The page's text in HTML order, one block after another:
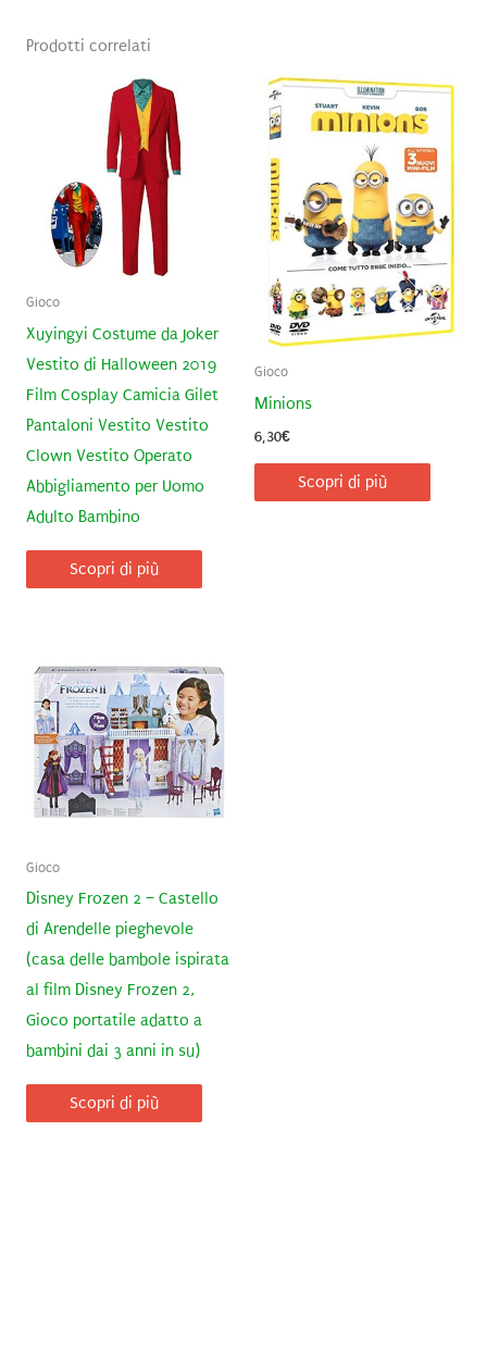
Prodotti correlati
Gioco
Xuyingyi Costume da Joker
Vestito di Halloween 2019
Film Cosplay Camicia Gilet
Pantaloni Vestito Vestito
Clown Vestito Operato
Abbigliamento per Uomo
Adulto Bambino
Scopri di più
Gioco
Minions
6,30€
Scopri di più
Gioco
Disney Frozen 2 – Castello
di Arendelle pieghevole
(casa delle bambole ispirata
al film Disney Frozen 2,
Gioco portatile adatto a
bambini dai 3 anni in su)
Scopri di più